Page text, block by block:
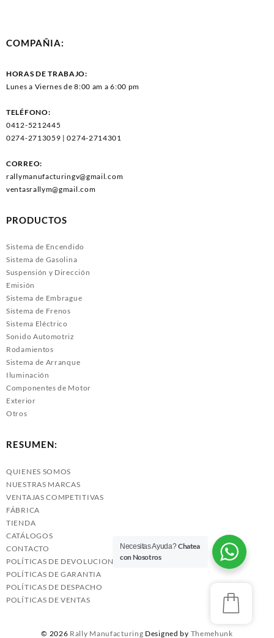
COMPAÑIA:
HORAS DE TRABAJO:
Lunes a Viernes de 8:00 am a 6:00 pm
TELÉFONO:
0412-5212445
0274-2713059 | 0274-2714301
CORREO:
rallymanufacturingv@gmail.com
ventasrallym@gmail.com
PRODUCTOS
Sistema de Encendido
Sistema de Gasolina
Suspensión y Dirección
Emisión
Sistema de Embrague
Sistema de Frenos
Sistema Eléctrico
Sonido Automotriz
Rodamientos
Sistema de Arranque
Iluminación
Componentes de Motor
Exterior
Otros
RESUMEN:
QUIENES SOMOS
NUESTRAS MARCAS
VENTAJAS COMPETITIVAS
FÁBRICA
TIENDA
CATÁLOGOS
CONTACTO
POLÍTICAS DE DEVOLUCIONES
POLÍTICAS DE GARANTIA
POLÍTICAS DE DESPACHO
POLÍTICAS DE VENTAS
© 2026 Rally Manufacturing Designed by Themehunk
Necesitas Ayuda?Chatea
con Nosotros